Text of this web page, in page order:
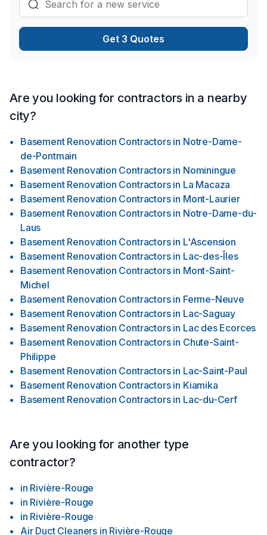
pour répondre aux besoins spécifiques de chaque
entreprise. Que ce soit pour des bureaux, des magasins ou
des installations industrielles, nous sommes équipés pour
gérer des projets de toutes tailles et de toutes complexités.
Engagement qualité Chez Les Constructions Immoblex, nous
professionnels qualifiés et expérimentés, qui travaillent avec
dévouement pour assurer la réussite de chaque projet. Nous
accordons une grande importance à la satisfaction de nos
innovantes et un respect strict des délais et des budgets.
Get 3 Quotes
Are you looking for contractors in a nearby
city?
Basement Renovation Contractors in Notre-Dame-
de-Pontmain
Basement Renovation Contractors in Nominingue
Basement Renovation Contractors in La Macaza
Basement Renovation Contractors in Mont-Laurier
Basement Renovation Contractors in Notre-Dame-du-
Laus
Basement Renovation Contractors in L'Ascension
Basement Renovation Contractors in Lac-des-Îles
Basement Renovation Contractors in Mont-Saint-
Michel
Basement Renovation Contractors in Ferme-Neuve
Basement Renovation Contractors in Lac-Saguay
Basement Renovation Contractors in Lac des Ecorces
Basement Renovation Contractors in Chute-Saint-
Philippe
Basement Renovation Contractors in Lac-Saint-Paul
Basement Renovation Contractors in Kiamika
Basement Renovation Contractors in Lac-du-Cerf
Are you looking for another type
contractor?
in Rivière-Rouge
in Rivière-Rouge
in Rivière-Rouge
Air Duct Cleaners in Rivière-Rouge